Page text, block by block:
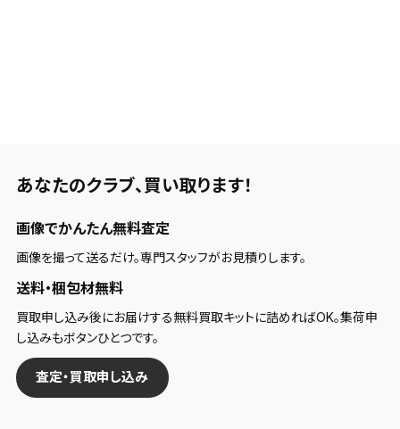
あなたのクラブ、 買い取ります！
画像でかんたん無料査定
画像を撮って送るだけ。専門スタッフがお見積りします。
送料・梱包材無料
買取申し込み後にお届けする無料買取キットに詰めればOK。集荷申
し込みもボタンひとつです。
査定・買取申し込み